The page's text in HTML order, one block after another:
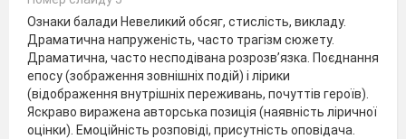
Ознаки балади Невеликий обсяг, стислість, викладу.
Драматична напруженість, часто трагізм сюжету.
Драматична, часто несподівана розрозв’язка. Поєднання
епосу (зображення зовнішніх подій) і лірики
(відображення внутрішніх переживань, почуттів героїв).
Яскраво виражена авторська позиція (наявність ліричної
оцінки). Емоційність розповіді, присутність оповідача.